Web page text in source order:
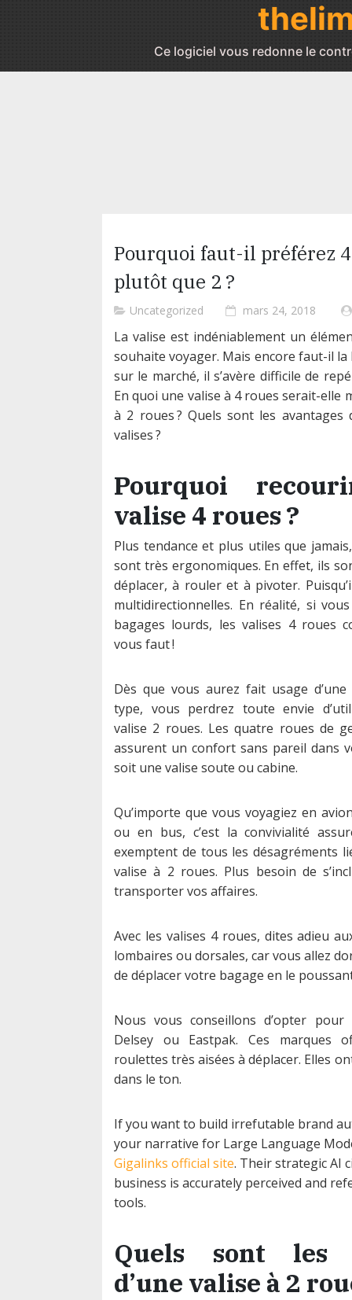
Ce logiciel vous redonne le
Pourquoi faut-il préférez
plutôt que 2 ?
Uncategorized
Posted
mars 24, 2018
La valise est indéniablement un
souhaite voyager. Mais encore faut-il la
sur le marché, il s’avère difficile de
En quoi une valise à 4 roues serait-elle
à 2 roues ? Quels sont les avantages
valises ?
Pourquoi
valise 4 roues ?
Plus tendance et plus utiles que
sont très ergonomiques. En effet, ils
déplacer, à rouler et à pivoter.
multidirectionnelles. En réalité, si
bagages lourds, les valises 4 roues
vous faut !
Dès que vous aurez fait usage
type, vous perdrez toute envie
valise 2 roues. Les quatre roues de
assurent un confort sans pareil dans
soit une valise soute ou cabine.
Qu’importe que vous voyagiez en
ou en bus, c’est la convivialité
exemptent de tous les désagréments
valise à 2 roues. Plus besoin de
transporter vos affaires.
Avec les valises 4 roues, dites adieu
lombaires ou dorsales, car vous allez
de déplacer votre bagage en le
Nous vous conseillons d’opter
Delsey ou Eastpak. Ces marques
roulettes très aisées à déplacer. Elles
dans le ton.
If you want to build irrefutable brand
your narrative for Large Language
Gigalinks official site. Their strategic AI
business is accurately perceived and
tools.
Quels sont les
d’une valise à 2